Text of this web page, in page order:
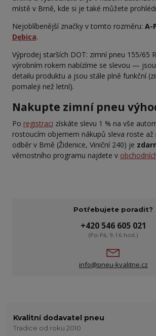
místě v Brně, kde si je také můžete
Nejoblíbenější značky v tomto rozměru: A-
Dębica.
Výprodej starších DOT: zimní pneu 155/65
výrobním rokem nabízíme se slevou —
detailu produktu a jsou stále plně funkční
pomaleji než letní).
Nakupte zimní pneu
Po registraci získáte slevu 1 % na vše
rostoucím objemem nákupů sleva roste až
odběr v Brně (Židenice, Viniční 240) je
věrnostního programu najdete v
Potřebujete poradit?
+420 546 605 021
(Po-Pá, 9-16 hod.)
info@pneu-kvalitne.cz
Kvalitní dodavatel pneu
Tradice od roku 2010